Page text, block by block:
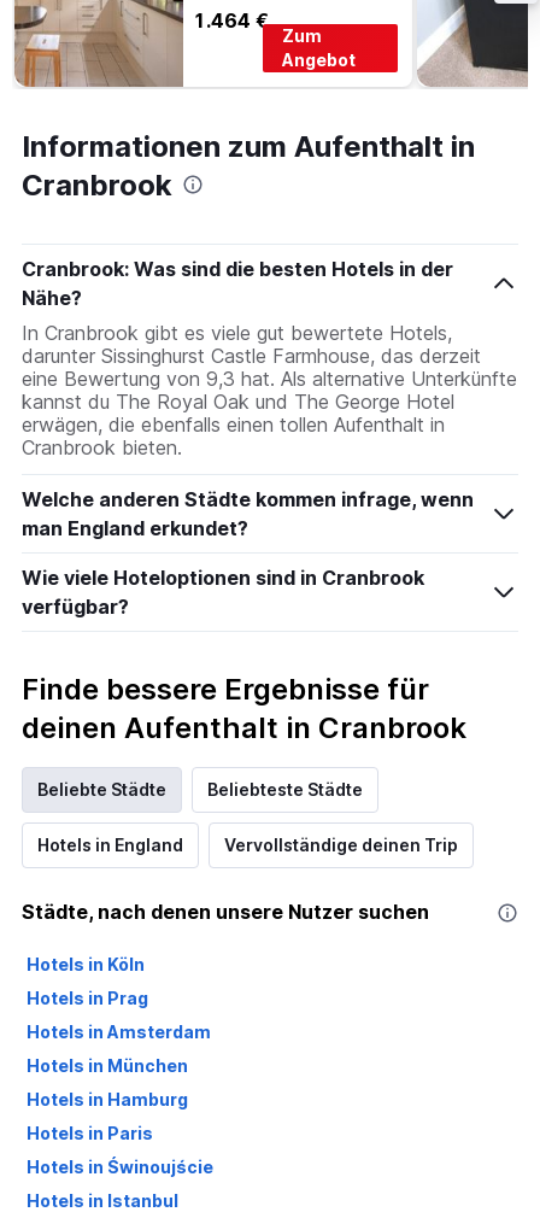
1.464 €
Zum
Angebot
Informationen zum Aufenthalt in
Cranbrook
Cranbrook: Was sind die besten Hotels in der
Nähe?
In Cranbrook gibt es viele gut bewertete Hotels,
darunter Sissinghurst Castle Farmhouse, das derzeit
eine Bewertung von 9,3 hat. Als alternative Unterkünfte
kannst du The Royal Oak und The George Hotel
erwägen, die ebenfalls einen tollen Aufenthalt in
Cranbrook bieten.
Welche anderen Städte kommen infrage, wenn
man England erkundet?
Wie viele Hoteloptionen sind in Cranbrook
verfügbar?
Finde bessere Ergebnisse für
deinen Aufenthalt in Cranbrook
Beliebte Städte Beliebteste Städte
Hotels in England Vervollständige deinen Trip
Städte, nach denen unsere Nutzer suchen
Hotels in Köln
Hotels in Prag
Hotels in Amsterdam
Hotels in München
Hotels in Hamburg
Hotels in Paris
Hotels in Świnoujście
Hotels in Istanbul